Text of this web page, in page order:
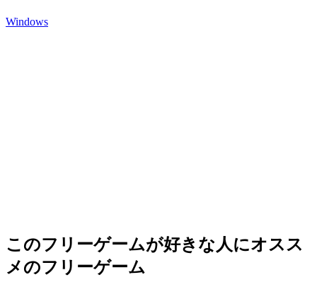
Windows
このフリーゲームが好きな人にオスス
メのフリーゲーム